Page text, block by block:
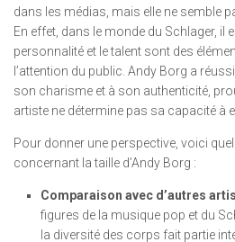
dans les médias, mais elle ne semble
En effet, dans le monde du Schlager, il
personnalité et le talent sont des
l’attention du public. Andy Borg a
son charisme et à son authenticité,
artiste ne détermine pas sa capacité à
Pour donner une perspective, voici
concernant la taille d’Andy Borg :
Comparaison avec d’autres
figures de la musique pop et du
la diversité des corps fait partie